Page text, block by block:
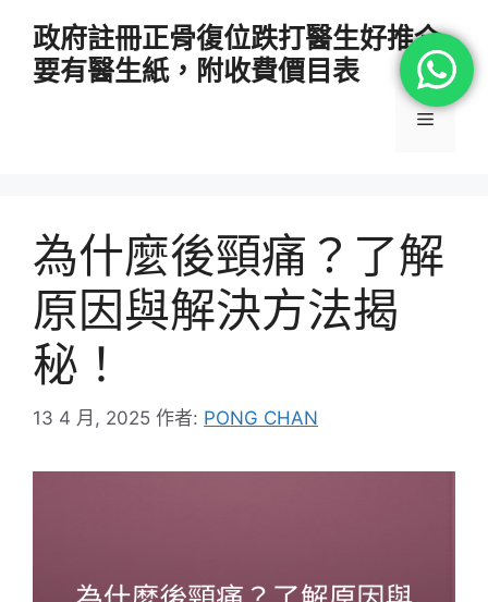
政府註冊正骨復位跌打醫生好推介
要有醫生紙，附收費價目表
選
為什麼後頸痛？了解
原因與解決方法揭
秘！
13 4 月, 2025 作者: PONG CHAN